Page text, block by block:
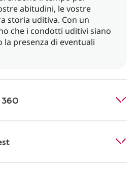
abitudini, le vostre
storia uditiva. Con un
che i condotti uditivi siano
presenza di eventuali